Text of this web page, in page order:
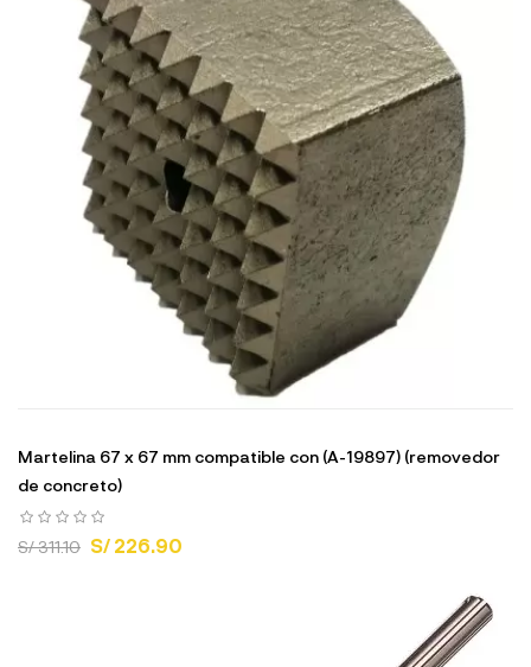
Martelina 67 x 67 mm compatible con (A-19897) (removedor
de concreto)
S/ 311.10 S/ 226.90